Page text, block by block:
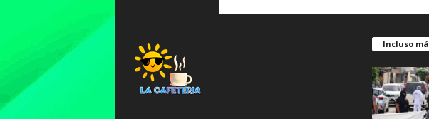
Incluso